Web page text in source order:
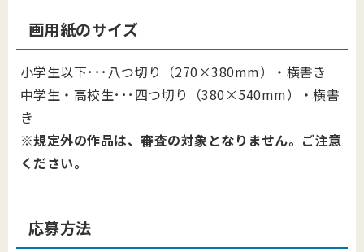
画用紙のサイズ
小学生以下･･･八つ切り（270×380mm）・横書き
中学生・高校生･･･四つ切り（380×540mm）・横書
き
※規定外の作品は、審査の対象となりません。ご注意
ください。
応募方法